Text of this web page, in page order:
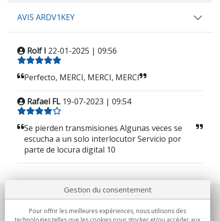
AVIS ARDV1KEY
Rolf I 22-01-2025 | 09:56
Perfecto, MERCI, MERCI, MERCI
Rafael FL 19-07-2023 | 09:54
Se pierden transmisiones Algunas veces se
escucha a un solo interlocutor Servicio por
parte de locura digital 10
Notre société
Gestion du consentement
Pour offrir les meilleures expériences, nous utilisons des